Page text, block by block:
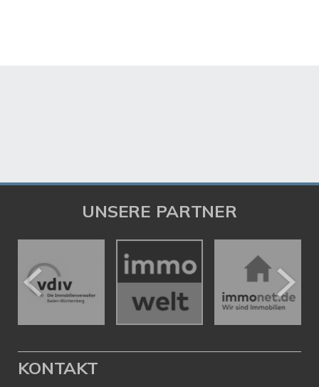
UNSERE PARTNER
KONTAKT